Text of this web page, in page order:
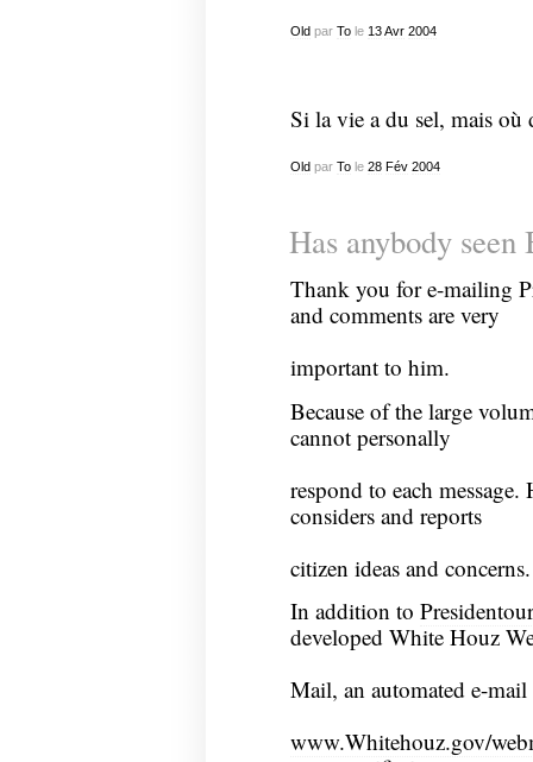
Oldpar Tole 13 Avr 2004
Si la vie a du sel, mais où
Oldpar Tole 28 Fév 2004
Has anybody seen
Thank you for e-mailing
and comments are very
important to him.
Because of the large
cannot personally
respond to each
considers and reports
citizen ideas and concerns.
In addition to
developed White Houz
Mail, an automated e-mail
www.Whitehouz.gov/